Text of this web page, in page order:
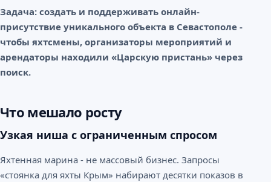
Задача: создать и поддерживать онлайн-
присутствие уникального объекта в Севастополе -
чтобы яхтсмены, организаторы мероприятий и
арендаторы находили «Царскую пристань» через
поиск.
Что мешало росту
Узкая ниша с ограниченным спросом
Яхтенная марина - не массовый бизнес. Запросы
«стоянка для яхты Крым» набирают десятки показов в